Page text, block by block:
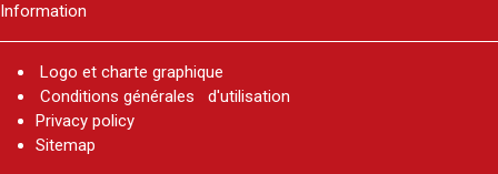
Information
Logo et charte graphique
Conditions générales d'utilisation
Privacy policy
Sitemap